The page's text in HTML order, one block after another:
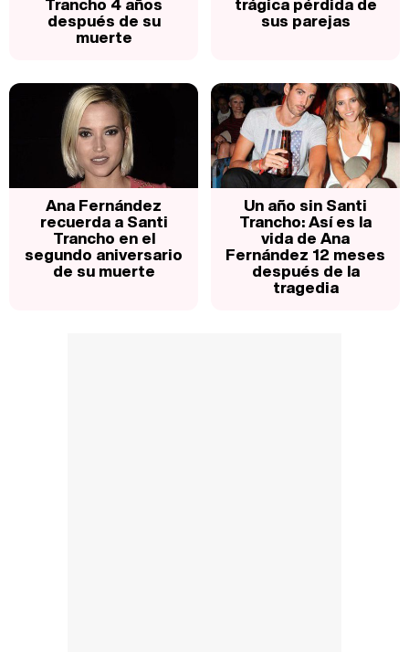
después de su
muerte
sus parejas
Ana Fernández
recuerda a Santi
Trancho en el
segundo aniversario
de su muerte
Un año sin Santi
Trancho: Así es la
vida de Ana
Fernández 12 meses
después de la
tragedia